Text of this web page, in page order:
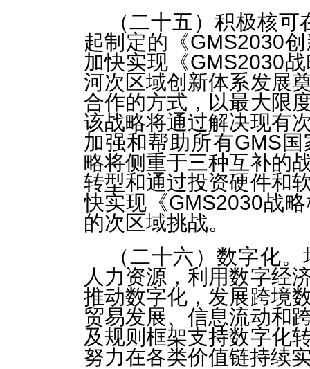
（二十五）积极核
起制定的《GMS2030
加快实现《GMS2030
河次区域创新体系发展
合作的方式，以最大限
该战略将通过解决现有
加强和帮助所有GMS
略将侧重于三种互补的
转型和通过投资硬件和
快实现《GMS2030战
的次区域挑战。
（二十六）数字化
人力资源，利用数字经
推动数字化，发展跨境
贸易发展、信息流动和
及规则框架支持数字化
努力在各类价值链持续